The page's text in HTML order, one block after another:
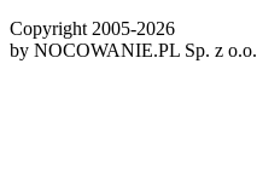
Copyright 2005-2026
by NOCOWANIE.PL Sp. z o.o.